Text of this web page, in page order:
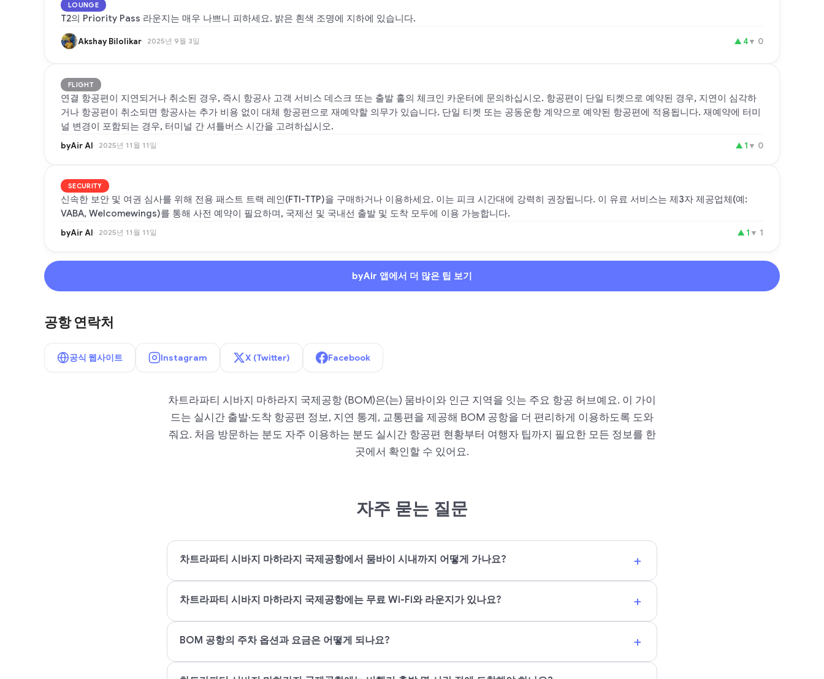
LOUNGE
T2의 Priority Pass 라운지는 매우 나쁘니 피하세요. 밝은 흰색 조명에 지하에 있습니다.
Akshay Bilolikar 2025년 9월 3일 ▲ 4▼ 0
FLIGHT
연결 항공편이 지연되거나 취소된 경우, 즉시 항공사 고객 서비스 데스크 또는 출발 홀의 체크인 카운터에 문의하십시오. 항공편이 단일 티켓으로 예약된 경우, 지연이 심각하
거나 항공편이 취소되면 항공사는 추가 비용 없이 대체 항공편으로 재예약할 의무가 있습니다. 단일 티켓 또는 공동운항 계약으로 예약된 항공편에 적용됩니다. 재예약에 터미
널 변경이 포함되는 경우, 터미널 간 셔틀버스 시간을 고려하십시오.
byAir AI 2025년 11월 11일 ▲ 1 ▼ 0
SECURITY
신속한 보안 및 여권 심사를 위해 전용 패스트 트랙 레인(FTI-TTP)을 구매하거나 이용하세요. 이는 피크 시간대에 강력히 권장됩니다. 이 유료 서비스는 제3자 제공업체(예:
VABA, Welcomewings)를 통해 사전 예약이 필요하며, 국제선 및 국내선 출발 및 도착 모두에 이용 가능합니다.
byAir AI 2025년 11월 11일 ▲ 1 ▼ 1
byAir 앱에서 더 많은 팁 보기
공항 연락처
공식 웹사이트 Instagram X (Twitter) Facebook
차트라파티 시바지 마하라지 국제공항 (BOM)은(는) 뭄바이와 인근 지역을 잇는 주요 항공 허브예요. 이 가이
드는 실시간 출발·도착 항공편 정보, 지연 통계, 교통편을 제공해 BOM 공항을 더 편리하게 이용하도록 도와
줘요. 처음 방문하는 분도 자주 이용하는 분도 실시간 항공편 현황부터 여행자 팁까지 필요한 모든 정보를 한
곳에서 확인할 수 있어요.
자주 묻는 질문
차트라파티 시바지 마하라지 국제공항에서 뭄바이 시내까지 어떻게 가나요? +
차트라파티 시바지 마하라지 국제공항에는 무료 Wi-Fi와 라운지가 있나요? +
BOM 공항의 주차 옵션과 요금은 어떻게 되나요? +